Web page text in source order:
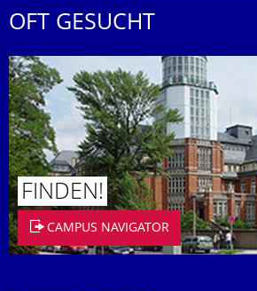
OFT GESUCHT
FINDEN!
CAMPUS NAVIGATOR